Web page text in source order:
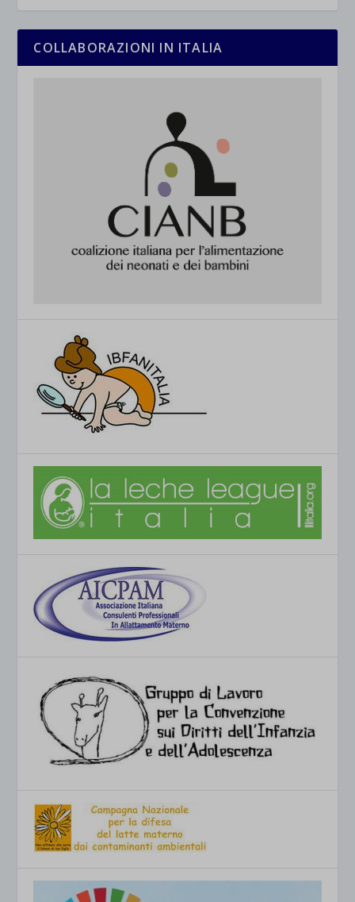
COLLABORAZIONI IN ITALIA